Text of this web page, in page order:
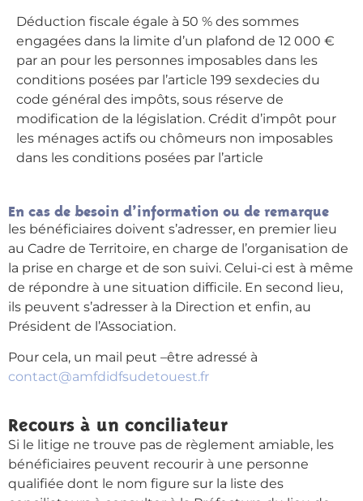
Déduction fiscale égale à 50 % des sommes
engagées dans la limite d’un plafond de 12 000 €
par an pour les personnes imposables dans les
conditions posées par l’article 199 sexdecies du
code général des impôts, sous réserve de
modification de la législation. Crédit d’impôt pour
les ménages actifs ou chômeurs non imposables
dans les conditions posées par l’article
En cas de besoin d’information ou de remarque
les bénéficiaires doivent s’adresser, en premier lieu
au Cadre de Territoire, en charge de l’organisation de
la prise en charge et de son suivi. Celui-ci est à même
de répondre à une situation difficile. En second lieu,
ils peuvent s’adresser à la Direction et enfin, au
Président de l’Association.
Pour cela, un mail peut –être adressé à
contact@amfdidfsudetouest.fr
Recours à un conciliateur
Si le litige ne trouve pas de règlement amiable, les
bénéficiaires peuvent recourir à une personne
qualifiée dont le nom figure sur la liste des